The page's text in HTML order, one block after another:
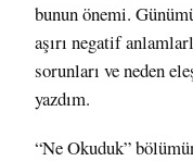
bunun önemi.
aşırı negatif
sorunları ve neden
yazdım.
“Ne Okuduk”